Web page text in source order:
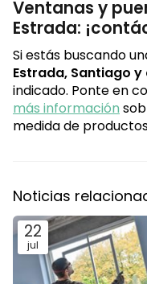
Ventanas y
Estrada:
Si estás buscando
Estrada, Santiago
indicado. Ponte en
más información
medida de
Noticias
22
jul